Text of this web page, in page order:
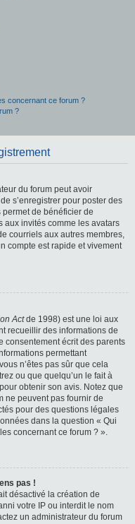
concernant ce forum ?
?
du forum peut avoir
s’enregistrer pour poster des
permet de bénéficier de
invités comme les avatars
courriels aux autres membres,
compte est rapide et vivement
Actde 1998) est une loi aux
recueillir des informations de
consentement écrit des parents
permettant
n’êtes pas sûr que cela
ou que quelqu’un le fait à
obtenir son avis. Notez que
ne peuvent pas fournir de
pour des questions légales
dans la question « Qui
concernant ce forum ? ».
pas !
désactivé la création de
votre IP ou interdit le nom
un administrateur du forum